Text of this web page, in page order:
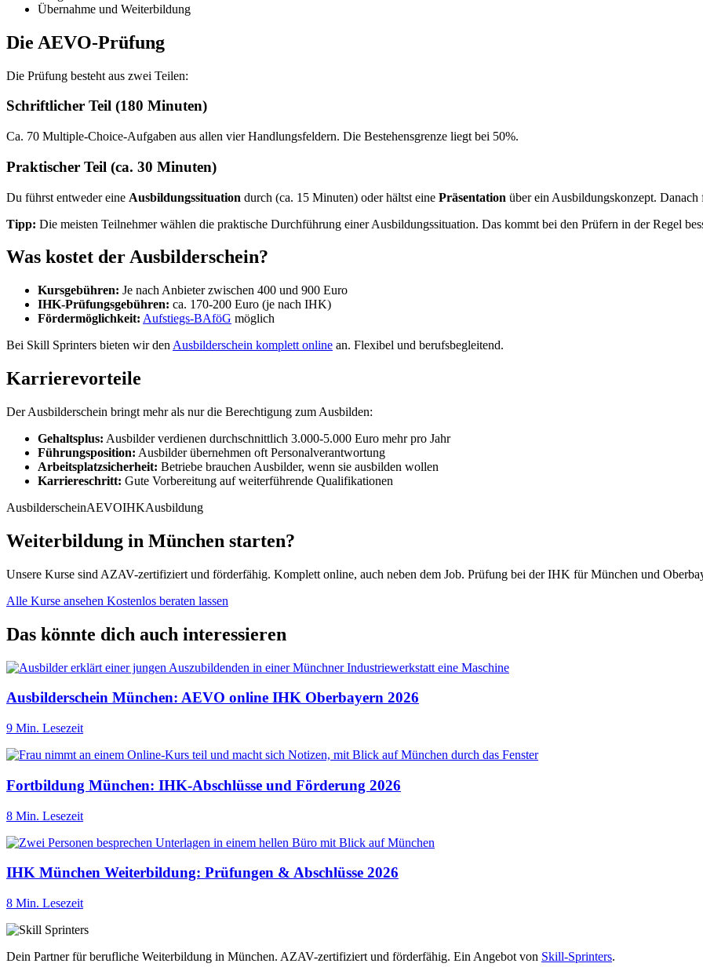
Übernahme und Weiterbildung
Die AEVO-Prüfung
Die Prüfung besteht aus zwei Teilen:
Schriftlicher Teil (180 Minuten)
Ca. 70 Multiple-Choice-Aufgaben aus allen vier Handlungsfeldern. Die Bestehensgrenze liegt bei 50%.
Praktischer Teil (ca. 30 Minuten)
Du führst entweder eine Ausbildungssituation durch (ca. 15 Minuten) oder hältst eine Präsentation über ein Ausbildungskonzept. Danach
Tipp: Die meisten Teilnehmer wählen die praktische Durchführung einer Ausbildungssituation. Das kommt bei den Prüfern in der Regel
Was kostet der Ausbilderschein?
Kursgebühren: Je nach Anbieter zwischen 400 und 900 Euro
IHK-Prüfungsgebühren: ca. 170-200 Euro (je nach IHK)
Fördermöglichkeit: Aufstiegs-BAföG möglich
Bei Skill Sprinters bieten wir den Ausbilderschein komplett online an. Flexibel und berufsbegleitend.
Karrierevorteile
Der Ausbilderschein bringt mehr als nur die Berechtigung zum Ausbilden:
Gehaltsplus: Ausbilder verdienen durchschnittlich 3.000-5.000 Euro mehr pro Jahr
Führungsposition: Ausbilder übernehmen oft Personalverantwortung
Arbeitsplatzsicherheit: Betriebe brauchen Ausbilder, wenn sie ausbilden wollen
Karriereschritt: Gute Vorbereitung auf weiterführende Qualifikationen
AusbilderscheinAEVOIHKAusbildung
Weiterbildung in München starten?
Unsere Kurse sind AZAV-zertifiziert und förderfähig. Komplett online, auch neben dem Job. Prüfung bei der IHK für München und
Alle Kurse ansehen Kostenlos beraten lassen
Das könnte dich auch interessieren
Ausbilderschein München: AEVO online IHK Oberbayern 2026
9 Min. Lesezeit
Fortbildung München: IHK-Abschlüsse und Förderung 2026
8 Min. Lesezeit
IHK München Weiterbildung: Prüfungen & Abschlüsse 2026
8 Min. Lesezeit
Dein Partner für berufliche Weiterbildung in München. AZAV-zertifiziert und förderfähig. Ein Angebot von Skill-Sprinters.